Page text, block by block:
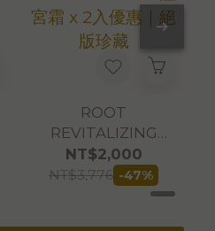
ROOT
REVITALIZING
CREAM 100mL 溫
宮霜 x 2入優惠｜絕
NT$2,000
NT$3,776 -47%